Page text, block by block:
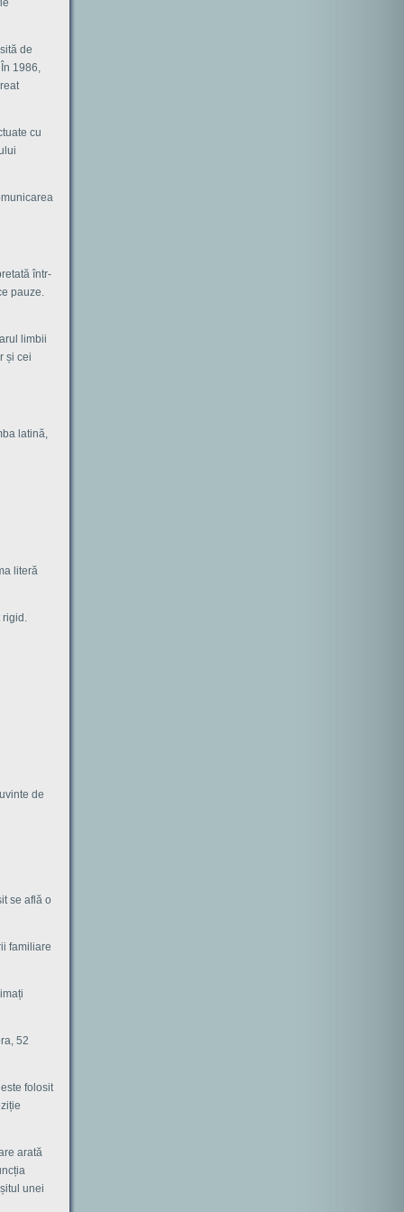
de
1986,
cu
într-
pauze.
limbii
și cei
latină,
literă
de
se află o
familiare
52
folosit
arată
unei